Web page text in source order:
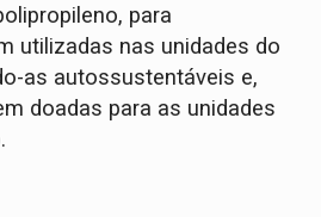
para
utilizadas nas unidades do
as autossustentáveis e,
doadas para as unidades